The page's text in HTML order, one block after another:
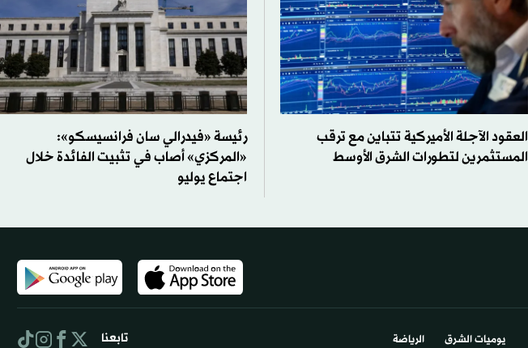
العقود الآجلة الأميركية تتباين مع ترقب
المستثمرين لتطورات الشرق الأوسط
رئيسة «فيدرالي سان فرانسيسكو»:
«المركزي» أصاب في تثبيت الفائدة خلال
اجتماع يوليو
يوميات الشرق​ الرياضة تابعنا